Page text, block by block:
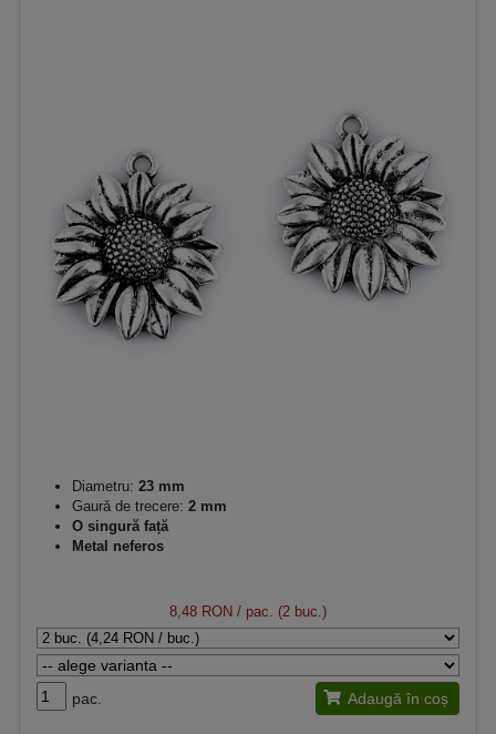
Diametru: 23 mm
Gaură de trecere: 2 mm
O singură față
Metal neferos
8,48 RON / pac. (2 buc.)
pac. Adaugă în coș